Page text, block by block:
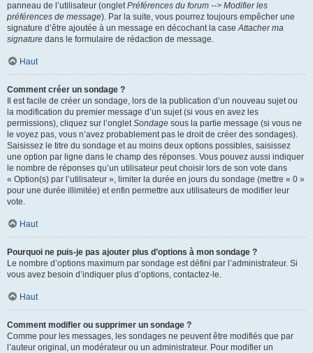
panneau de l’utilisateur (ongletPréférences du forum --> Modifier les
préférences de message). Par la suite, vous pourrez toujours empêcher une
signature d’être ajoutée à un message en décochant la caseAttacher ma
signature dans le formulaire de rédaction de message.
Haut
Comment créer un sondage ?
Il est facile de créer un sondage, lors de la publication d’un nouveau sujet ou
la modification du premier message d’un sujet (si vous en avez les
permissions), cliquez sur l’ongletSondage sous la partie message (si vous ne
le voyez pas, vous n’avez probablement pas le droit de créer des sondages).
Saisissez le titre du sondage et au moins deux options possibles, saisissez
une option par ligne dans le champ des réponses. Vous pouvez aussi indiquer
le nombre de réponses qu’un utilisateur peut choisir lors de son vote dans
« Option(s) par l’utilisateur », limiter la durée en jours du sondage (mettre « 0 »
pour une durée illimitée) et enfin permettre aux utilisateurs de modifier leur
vote.
Haut
Pourquoi ne puis-je pas ajouter plus d’options à mon sondage ?
Le nombre d’options maximum par sondage est défini par l’administrateur. Si
vous avez besoin d’indiquer plus d’options, contactez-le.
Haut
Comment modifier ou supprimer un sondage ?
Comme pour les messages, les sondages ne peuvent être modifiés que par
l’auteur original, un modérateur ou un administrateur. Pour modifier un